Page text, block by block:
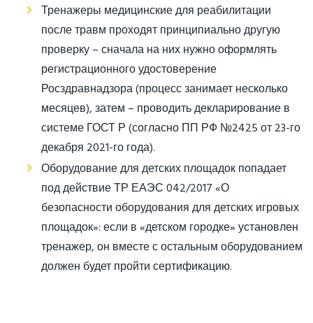
Тренажеры медицинские для реабилитации
после травм проходят принципиально другую
проверку – сначала на них нужно оформлять
регистрационного удостоверение
Росздравнадзора (процесс занимает несколько
месяцев), затем – проводить декларирование в
системе ГОСТ Р (согласно ПП РФ №2425 от 23-го
декабря 2021-го года).
Оборудование для детских площадок попадает
под действие ТР ЕАЭС 042/2017 «О
безопасности оборудования для детских игровых
площадок»: если в «детском городке» установлен
тренажер, он вместе с остальным оборудованием
должен будет пройти сертификацию.